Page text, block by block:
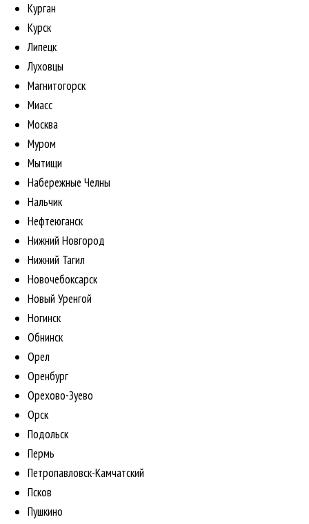
Курган
Курск
Липецк
Луховцы
Магнитогорск
Миасс
Москва
Муром
Мытищи
Набережные Челны
Нальчик
Нефтеюганск
Нижний Новгород
Нижний Тагил
Новочебоксарск
Новый Уренгой
Ногинск
Обнинск
Орел
Оренбург
Орехово-Зуево
Орск
Подольск
Пермь
Петропавловск-Камчатский
Псков
Пушкино